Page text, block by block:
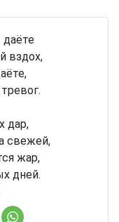
даёте
вздох,
дар,
свежей,
жар,
дней.